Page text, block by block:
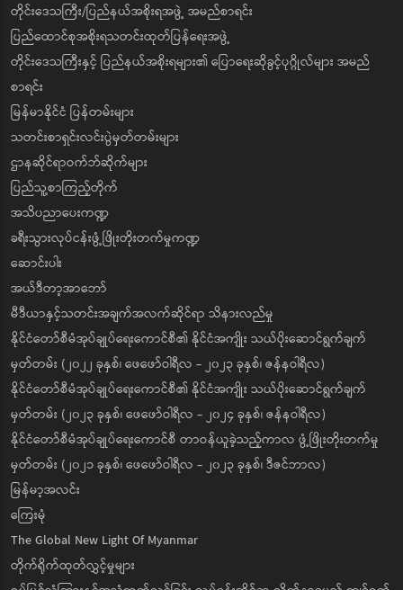
တိုင်းဒေသကြီး/ပြည်နယ်အစိုးရအဖွဲ့ အမည်စာရင်း
ပြည်ထောင်စုအစိုးရသတင်းထုတ်ပြန်ရေးအဖွဲ့
တိုင်းဒေသကြီးနှင့် ပြည်နယ်အစိုးရများ၏ ပြောရေးဆိုခွင့်ပုဂ္ဂိုလ်များ အမည်
စာရင်း
မြန်မာနိုင်ငံ ပြန်တမ်းများ
သတင်းစာရှင်းလင်းပွဲမှတ်တမ်းများ
ဌာနဆိုင်ရာဝက်ဘ်ဆိုက်များ
ပြည်သူ့စာကြည့်တိုက်
အသိပညာပေးကဏ္ဍ
ခရီးသွားလုပ်ငန်းဖွံ့ဖြိုးတိုးတက်မှုကဏ္ဍ
ဆောင်းပါး
အယ်ဒီတာ့အာဘော်
မီဒီယာနှင့်သတင်းအချက်အလက်ဆိုင်ရာ သိနားလည်မှု
နိုင်ငံတော်စီမံအုပ်ချုပ်ရေးကောင်စီ၏ နိုင်ငံအကျိုး သယ်ပိုးဆောင်ရွက်ချက်
မှတ်တမ်း (၂၀၂၂ ခုနှစ်၊ ဖေဖော်ဝါရီလ - ၂၀၂၃ ခုနှစ်၊ ဇန်နဝါရီလ)
နိုင်ငံတော်စီမံအုပ်ချုပ်ရေးကောင်စီ၏ နိုင်ငံအကျိုး သယ်ပိုးဆောင်ရွက်ချက်
မှတ်တမ်း (၂၀၂၃ ခုနှစ်၊ ဖေဖော်ဝါရီလ - ၂၀၂၄ ခုနှစ်၊ ဇန်နဝါရီလ)
နိုင်ငံတော်စီမံအုပ်ချုပ်ရေးကောင်စီ တာဝန်ယူခဲ့သည့်ကာလ ဖွံ့ဖြိုးတိုးတက်မှု
မှတ်တမ်း (၂၀၂၁ ခုနှစ်၊ ဖေဖော်ဝါရီလ - ၂၀၂၃ ခုနှစ်၊ ဒီဇင်ဘာလ)
မြန်မာ့အလင်း
ကြေးမုံ
The Global New Light Of Myanmar
တိုက်ရိုက်ထုတ်လွှင့်မှုများ